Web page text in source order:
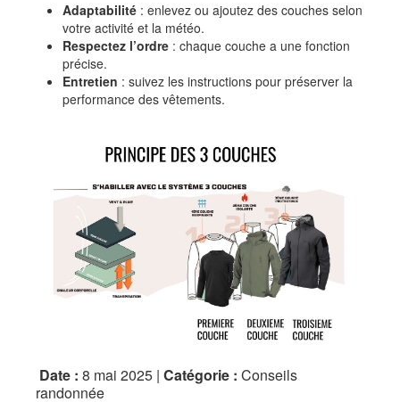
Adaptabilité : enlevez ou ajoutez des couches selon
votre activité et la météo.
Respectez l’ordre : chaque couche a une fonction
précise.
Entretien : suivez les instructions pour préserver la
performance des vêtements.
Date : 8 mai 2025 | Catégorie : Conseils
randonnée